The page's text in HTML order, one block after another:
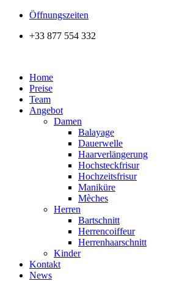
Zum
wechseln
Öffnungszeiten
+33 877 554 332
Home
Preise
Team
Angebot
Damen
Balayage
Dauerwelle
Haarverlängerung
Hochsteckfrisur
Hochzeitsfrisur
Maniküre
Mèches
Herren
Bartschnitt
Herrencoiffeur
Herrenhaarschnitt
Kinder
Kontakt
News